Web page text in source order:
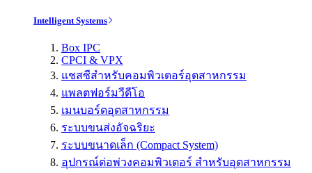
Intelligent Systems
Box IPC
CPCI & VPX
แชสซีสำหรับคอมพิวเตอร์อุตสาหกรรม
แพลตฟอร์มวีดีโอ
เมนบอร์ดอุตสาหกรรม
ระบบขนส่งอัจฉริยะ
ระบบขนาดเล็ก (Compact System)
อุปกรณ์ต่อพ่วงคอมพิวเตอร์ สำหรับอุตสาหกรรม